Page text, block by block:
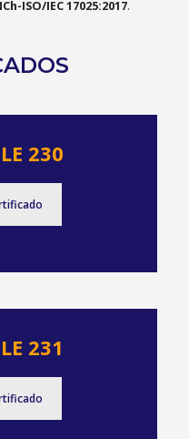
ISO/IEC 17025:2017.
230
231